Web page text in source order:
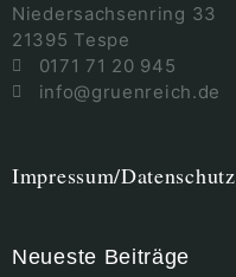
Niedersachsenring 33
21395 Tespe
0171 71 20 945
info@gruenreich.de
Impressum/Datenschutz
Neueste Beiträge